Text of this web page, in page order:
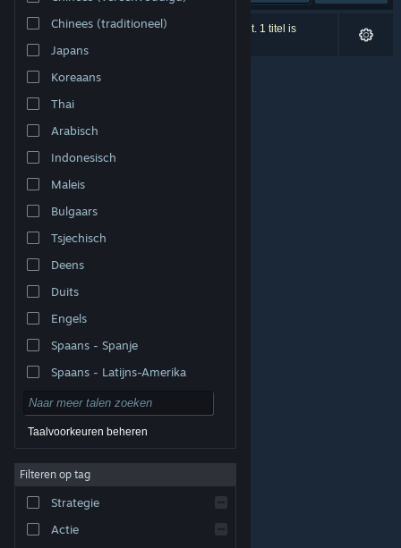
Taal wijzigen
Download de mobiele Steam-app
Desktopwebsite weergeven
© Valve Corporation. Alle rechten voorbehouden. Alle
handelsmerken zijn eigendom van hun respectieve
Privacybeleid|Juridische informatie
Toegankelijkheid
|
Terugbetalingen
Chinees (traditioneel)
Japans
Koreaans
Thai
Arabisch
Indonesisch
Maleis
Bulgaars
Tsjechisch
Deens
Duits
Engels
Spaans - Spanje
Spaans - Latijns-Amerika
Taalvoorkeuren beheren
Filteren op tag
Strategie
Actie
0 resultaten komen overeen met je zoekopdracht. 1 titel is
uitgesloten op basis van je voorkeuren.